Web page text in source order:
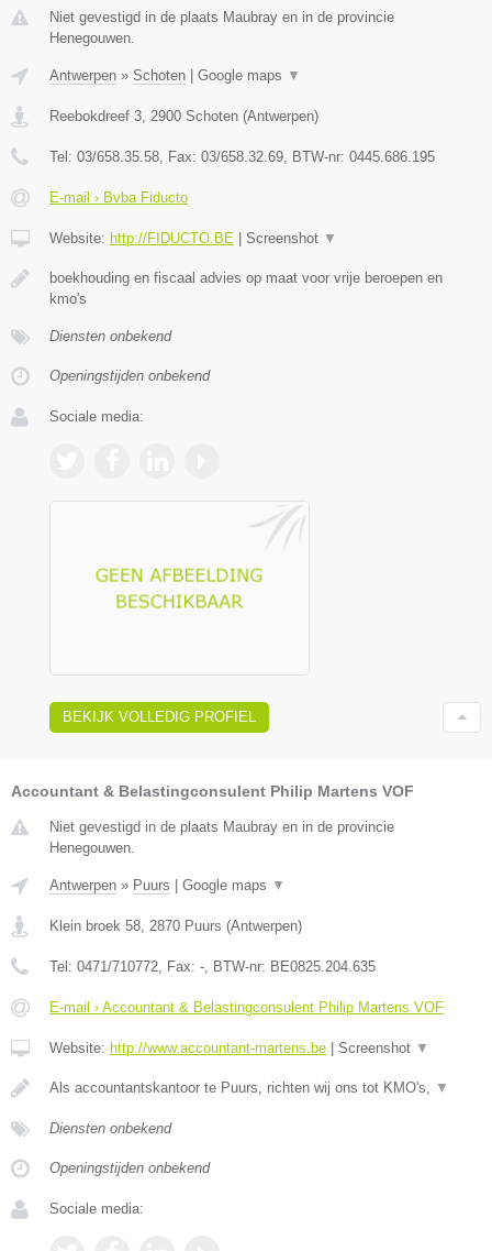
Niet gevestigd in de plaats Maubray en in de provincie
Henegouwen.
Antwerpen » Schoten Google maps ▼
Reebokdreef 3, 2900 Schoten (Antwerpen)
Tel: 03/658.35.58, Fax: 03/658.32.69, BTW-nr: 0445.686.195
E-mail › Bvba Fiducto
Website: http://FIDUCTO.BE Screenshot ▼
boekhouding en fiscaal advies op maat voor vrije beroepen en
kmo's
Diensten onbekend
Openingstijden onbekend
Sociale media:
BEKIJK VOLLEDIG PROFIEL
Accountant & Belastingconsulent Philip Martens VOF
Niet gevestigd in de plaats Maubray en in de provincie
Henegouwen.
Antwerpen » Puurs | Google maps ▼
Klein broek 58 2870 Puurs (Antwerpen)
Tel: 0471/710772 , Fax: - , BTW-nr: BE0825.204.635
E-mail › Accountant & Belastingconsulent Philip Martens VOF
Website: http://www.accountant-martens.be | Screenshot ▼
Als accountantskantoor te Puurs, richten wij ons tot KMO's, ▼
Diensten onbekend
Openingstijden onbekend
Sociale media: